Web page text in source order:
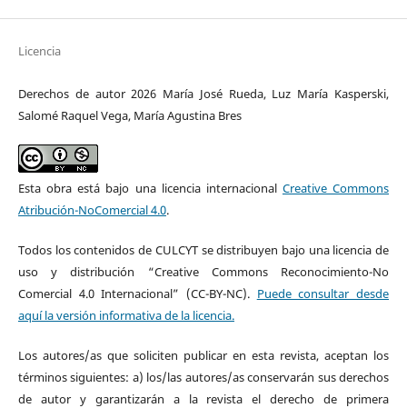
Licencia
Derechos de autor 2026 María José Rueda, Luz María Kasperski,
Salomé Raquel Vega, María Agustina Bres
Esta obra está bajo una licencia internacional Creative Commons
Atribución-NoComercial 4.0.
Todos los contenidos de CULCYT se distribuyen bajo una licencia de
uso y distribución “Creative Commons Reconocimiento-No
Comercial 4.0 Internacional” (CC-BY-NC). Puede consultar desde
aquí la versión informativa de la licencia.
Los autores/as que soliciten publicar en esta revista, aceptan los
términos siguientes: a) los/las autores/as conservarán sus derechos
de autor y garantizarán a la revista el derecho de primera